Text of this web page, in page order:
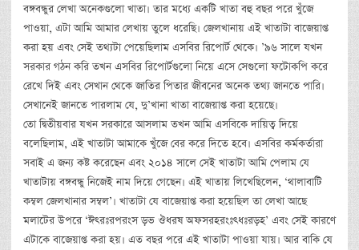
বঙ্গবন্ধুর লেখা অনেকগুলো খাতা। তার মধ্যে একটি খাতা বহু বছর পরে খুঁজে
পাওয়া, এটা আমি আমার লেখায় তুলে ধরেছি। জেলখানায় এই খাতাটা বাজেয়াপ্ত
করা হয় এবং সেই তথ্যটা পেয়েছিলাম এসবির রিপোর্ট থেকে। ’৯৬ সালে যখন
সরকার গঠন করি তখন এসবির রিপোর্টগুলো নিয়ে এসে সেগুলো ফটোকপি করে
রেখে দিই এবং সেখান থেকে জাতির পিতার জীবনের অনেক তথ্য জানতে পারি।
সেখানেই জানতে পারলাম যে, দু’খানা খাতা বাজেয়াপ্ত করা হয়েছে।
তো দ্বিতীয়বার যখন সরকারে আসলাম তখন আমি এসবিকে দায়িত্ব দিয়ে
বলেছিলাম, এই খাতাটা আমাকে খুঁজে বের করে দিতে হবে। এসবির কর্মকর্তারা
সবাই এ জন্য কষ্ট করেছেন এবং ২০১৪ সালে সেই খাতাটা আমি পেলাম যে
খাতাটায় বঙ্গবন্ধু নিজেই নাম দিয়ে গেছেন। এই খাতায় লিখেছিলেন, ‘থালাবাটি
কম্বল জেলখানার সম্বল’। খাতাটা যে বাজেয়াপ্ত করা হয়েছিল তা লেখা আছে
মলাটের উপরে ‘ঈৎরঃরপরংস ড়ভ ঔধরষ অফসরহরংঃৎধঃরড়হ’ এবং সেই কারণে
এটাকে বাজেয়াপ্ত করা হয়। এত বছর পরে এই খাতাটা পাওয়া যায়। আর বাকি যে